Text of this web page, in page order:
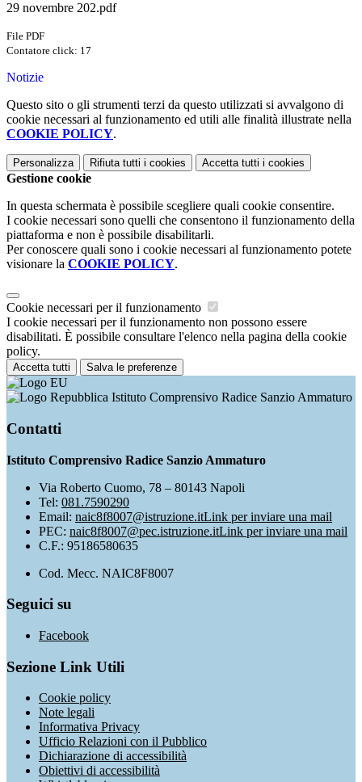
29 novembre 202.pdf
File PDF
Contatore click: 17
Notizie
Questo sito o gli strumenti terzi da questo utilizzati si avvalgono di
cookie necessari al funzionamento ed utili alle finalità illustrate nella
COOKIE POLICY.
Personalizza Rifiuta tutti i cookies Accetta tutti i cookies
Gestione cookie
In questa schermata è possibile scegliere quali cookie consentire.
I cookie necessari sono quelli che consentono il funzionamento della
piattaforma e non è possibile disabilitarli.
Per conoscere quali sono i cookie necessari al funzionamento potete
visionare la COOKIE POLICY.
Cookie necessari per il funzionamento
I cookie necessari per il funzionamento non possono essere
disabilitati. È possibile consultare l'elenco nella pagina della cookie
policy.
Accetta tutti Salva le preferenze
Istituto Comprensivo Radice Sanzio Ammaturo
Contatti
Istituto Comprensivo Radice Sanzio Ammaturo
Via Roberto Cuomo, 78 – 80143 Napoli
Tel: 081.7590290
Email: naic8f8007@istruzione.itLink per inviare una mail
PEC: naic8f8007@pec.istruzione.itLink per inviare una mail
C.F.: 95186580635
Cod. Mecc. NAIC8F8007
Seguici su
Facebook
Sezione Link Utili
Cookie policy
Note legali
Informativa Privacy
Ufficio Relazioni con il Pubblico
Dichiarazione di accessibilità
Obiettivi di accessibilità